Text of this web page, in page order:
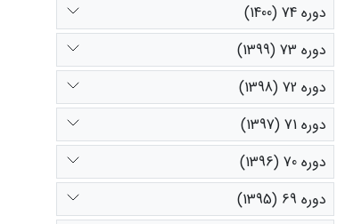
دوره 74 (1400)
دوره 73 (1399)
دوره 72 (1398)
دوره 71 (1397)
دوره 70 (1396)
دوره 69 (1395)